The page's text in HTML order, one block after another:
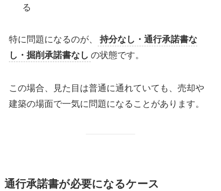
る
特に問題になるのが、
持分なし・通行承諾書な
し・掘削承諾書なし の状態です。
この場合、見た目は普通に通れていても、売却や
建築の場面で一気に問題になることがあります。
通行承諾書が必要になるケース